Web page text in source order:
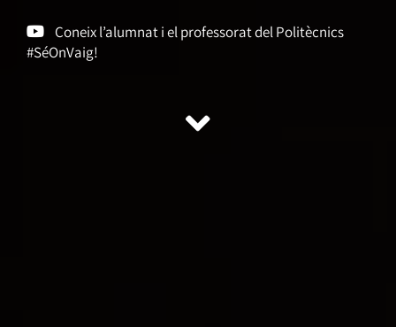
Coneix l’alumnat i el professorat del Politècnics
#SéOnVaig!